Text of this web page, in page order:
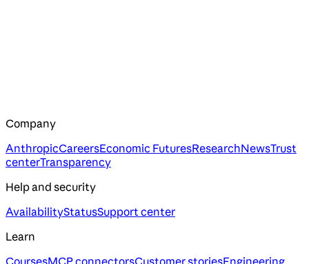
Company
AnthropicCareersEconomic FuturesResearchNewsTrust
centerTransparency
Help and security
AvailabilityStatusSupport center
Learn
CoursesMCP connectorsCustomer storiesEngineering